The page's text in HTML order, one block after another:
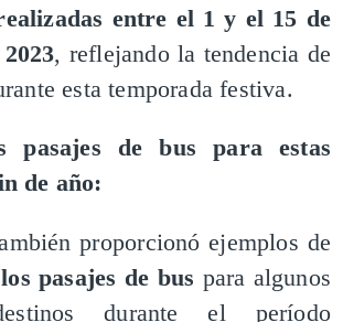
entre el 1 y el 15 de
, reflejando la tendencia de
esta temporada festiva.
pasajes de bus para estas
de año:
proporcionó ejemplos de
pasajes de bus para algunos
durante el período